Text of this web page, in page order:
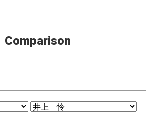
Comparison